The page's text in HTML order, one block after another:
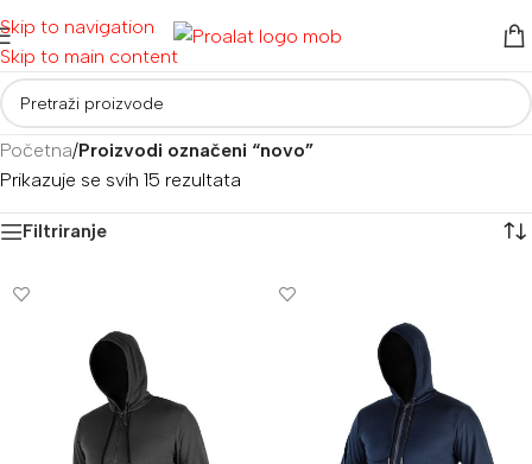
Skip to navigation
Skip to main content
Početna/Proizvodi označeni “novo”
Prikazuje se svih 15 rezultata
Filtriranje